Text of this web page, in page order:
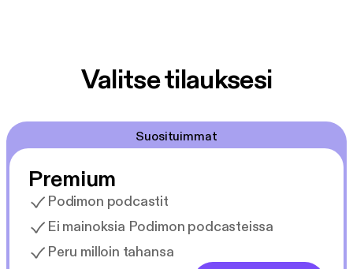
Valitse tilauksesi
Suosituimmat
Premium
Podimon podcastit
Ei mainoksia Podimon podcasteissa
Peru milloin tahansa